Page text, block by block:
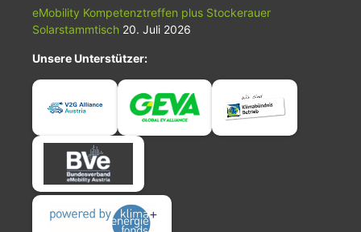
eMobility Kompetenztreffen plus Stockerauer
Solarstammtisch 20. Juli 2026
Unsere Unterstützer: